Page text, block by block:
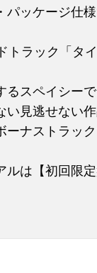
パッケージ仕
トラック「タ
るスペイシー
見逃せない作
ーナストラッ
は【初回限定